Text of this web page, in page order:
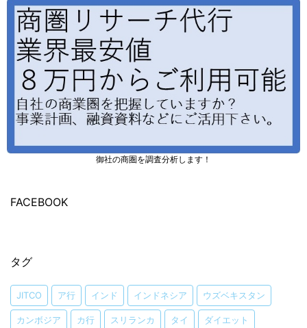
御社の商圏を調査分析します！
FACEBOOK
タグ
JITCO ア行 インド インドネシア ウズベキスタン
カンボジア カ行 スリランカ タイ ダイエット